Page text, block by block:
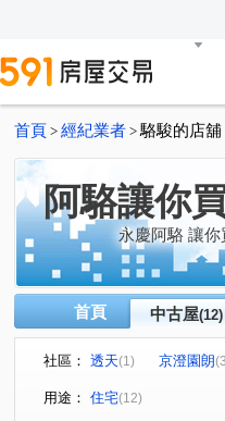
首頁 > 經紀業者 >駱駿的店舖
阿駱讓你
永慶阿駱 讓
首頁 中古屋(12)
社區： 透天(1) 京澄園朗
UPTOWN上城
用途： 住宅(12)